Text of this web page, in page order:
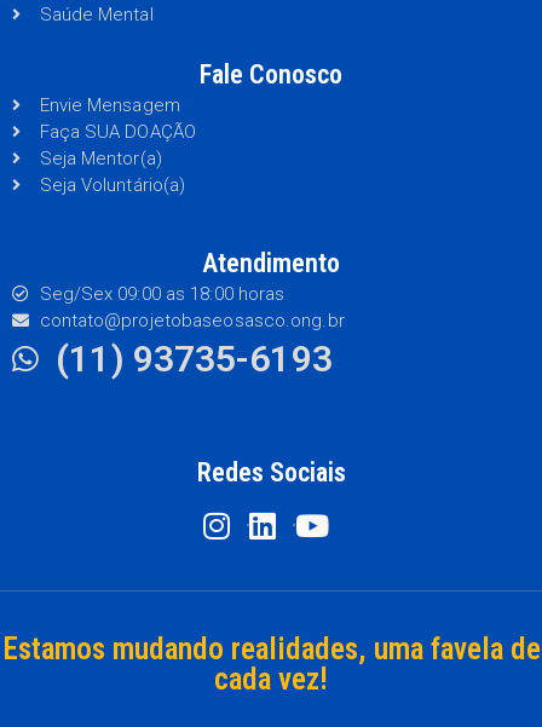
Saúde Mental
Fale Conosco
Envie Mensagem
Faça SUA DOAÇÃO
Seja Mentor(a)
Seja Voluntário(a)
Atendimento
Seg/Sex 09:00 as 18:00 horas
contato@projetobaseosasco.ong.br
(11) 93735-6193
Redes Sociais
Estamos mudando realidades, uma favela de
cada vez!